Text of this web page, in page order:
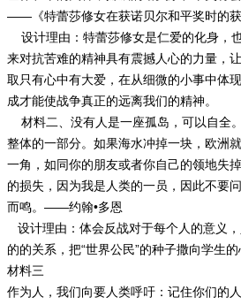
——《特蕾莎修女在获诺贝尔和平奖时的获
设计理由：特蕾莎修女是仁爱的化身，
来对抗苦难的精神具有震撼人心的力量，
取只有心中有大爱，在从细微的小事中体
成才能使战争真正的远离我们的精神。
材料二、没有人是一座孤岛，可以自全
整体的一部分。如果海水冲掉一块，欧洲
一角，如同你的朋友或者你自己的领地失
的损失，因为我是人类的一员，因此不要
而鸣。——约翰•多恩
设计理由：体会反战对于每个人的意义
的的关系，把“世界公民”的种子撒向学生的
材料三
作为人，我们向要人类呼吁：记住你们的